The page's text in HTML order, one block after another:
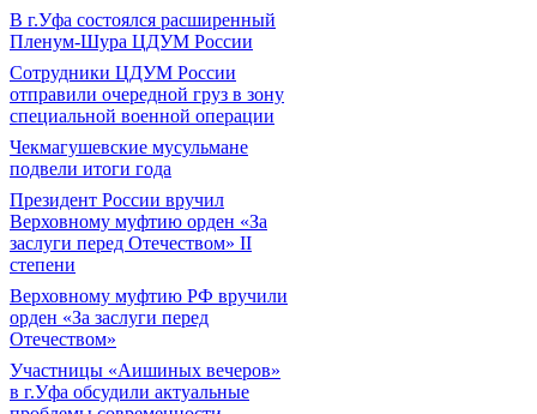
В г.Уфа состоялся расширенный
Пленум-Шура ЦДУМ России
Сотрудники ЦДУМ России
отправили очередной груз в зону
специальной военной операции
Чекмагушевские мусульмане
подвели итоги года
Президент России вручил
Верховному муфтию орден «За
заслуги перед Отечеством» II
степени
Верховному муфтию РФ вручили
орден «За заслуги перед
Отечеством»
Участницы «Аишиных вечеров»
в г.Уфа обсудили актуальные